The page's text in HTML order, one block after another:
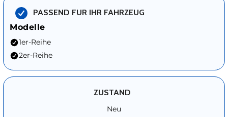
PASSEND FUR IHR FAHRZEUG
Modelle
1er-Reihe
2er-Reihe
ZUSTAND
Neu